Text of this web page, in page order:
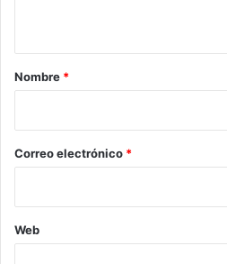
r
*
Nombre *
Correo electrónico *
Web